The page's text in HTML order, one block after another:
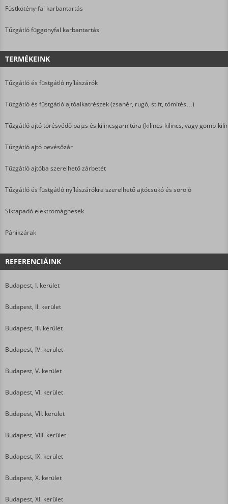
Füstkötény-fal karbantartás
Tűzgátló függönyfal karbantartás
TERMÉKEINK
Tűzgátló és füstgátló nyílászárók
Tűzgátló és füstgátló ajtóalkatrészek (zsanér, rugó, stift, tömítés…)
Tűzgátló ajtó törésvédő pajzs és kilincsgarnitúra (kilincs-kilincs, vagy gomb-
Tűzgátló ajtó bevésőzár
Tűzgátló ajtóba szerelhető zárbetét
Tűzgátló és füstgátló nyílászárókra szerelhető ajtócsukó és soroló
Síktapadó elektromágnesek
Pánikzárak
REFERENCIÁINK
Budapest, I. kerület
Budapest, II. kerület
Budapest, III. kerület
Budapest, IV. kerület
Budapest, V. kerület
Budapest, VI. kerület
Budapest, VII. kerület
Budapest, VIII. kerület
Budapest, IX. kerület
Budapest, X. kerület
Budapest, XI. kerület